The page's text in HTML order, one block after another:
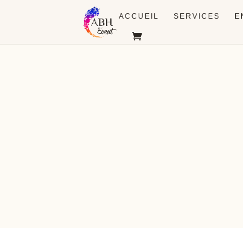
ACCUEIL SERVICES